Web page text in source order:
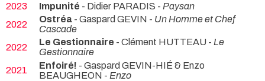
2023
Impunité - Didier PARADIS - Paysan
2022
Ostréa - Gaspard GEVIN - Un Homme et Chef
Cascade
2022
Le Gestionnaire - Clément HUTTEAU - Le
Gestionnaire
2021
Enfoiré! - Gaspard GEVIN-HIÉ & Enzo
BEAUGHEON - Enzo